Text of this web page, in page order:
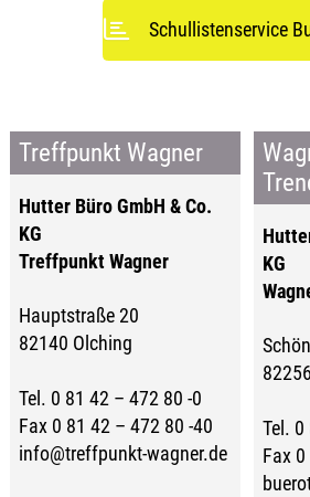
Schullistenservice
Treffpunkt Wagner
Hutter Büro GmbH & Co.
KG
Treffpunkt Wagner
Hauptstraße 20
82140 Olching
Tel. 0 81 42 – 472 80 -0
Fax 0 81 42 – 472 80 -40
info@treffpunkt-wagner.de
KG
Tel.
Fax